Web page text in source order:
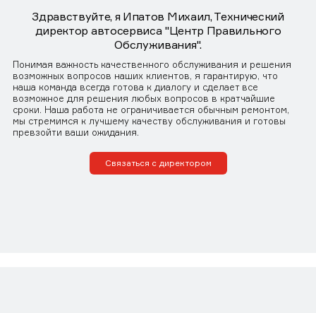
Здравствуйте, я Ипатов Михаил, Технический
директор автосервиса "Центр Правильного
Обслуживания".
Понимая важность качественного обслуживания и решения
возможных вопросов наших клиентов, я гарантирую, что
наша команда всегда готова к диалогу и сделает все
возможное для решения любых вопросов в кратчайшие
сроки. Наша работа не ограничивается обычным ремонтом,
мы стремимся к лучшему качеству обслуживания и готовы
превзойти ваши ожидания.
Связаться с директором